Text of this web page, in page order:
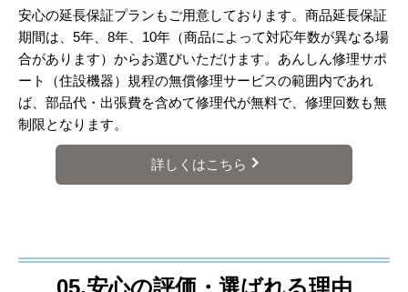
安心の延長保証プランもご用意しております。商品延長保証
期間は、5年、8年、10年（商品によって対応年数が異なる場
合があります）からお選びいただけます。あんしん修理サポ
ート（住設機器）規程の無償修理サービスの範囲内であれ
ば、部品代・出張費を含めて修理代が無料で、修理回数も無
制限となります。
詳しくはこちら
05.安心の評価・選ばれる理由